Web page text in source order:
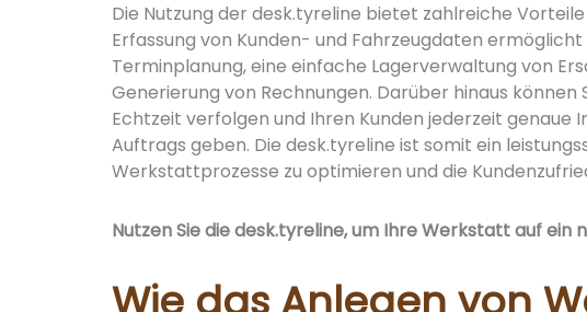
Die Nutzung der desk.tyreline bietet zahlreiche
Erfassung von Kunden- und Fahrzeugdaten
Terminplanung, eine einfache Lagerverwaltung von
Generierung von Rechnungen. Darüber hinaus
Echtzeit verfolgen und Ihren Kunden jederzeit
Auftrags geben. Die desk.tyreline ist somit ein
Werkstattprozesse zu optimieren und die
Nutzen Sie die desk.tyreline, um Ihre Werkstatt auf ein